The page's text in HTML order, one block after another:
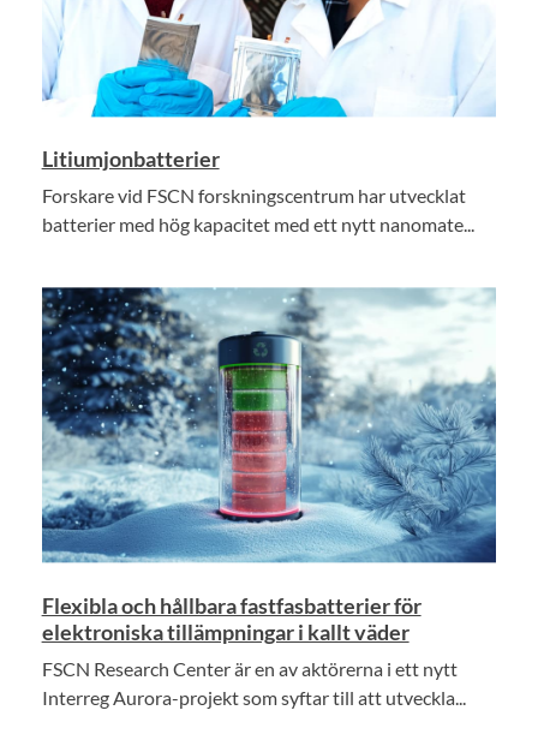
Litiumjonbatterier
Forskare vid FSCN forskningscentrum har utvecklat
batterier med hög kapacitet med ett nytt nanomate...
Flexibla och hållbara fastfasbatterier för
elektroniska tillämpningar i kallt väder
FSCN Research Center är en av aktörerna i ett nytt
Interreg Aurora-projekt som syftar till att utveckla...